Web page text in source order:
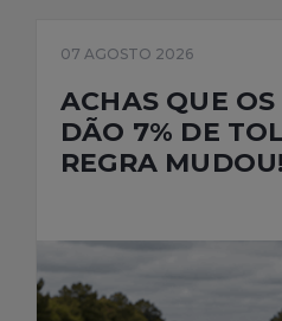
07 AGOSTO 2026
ACHAS QUE
DÃO 7% DE
REGRA MUDOU!